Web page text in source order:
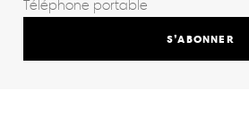
S’ABONNER